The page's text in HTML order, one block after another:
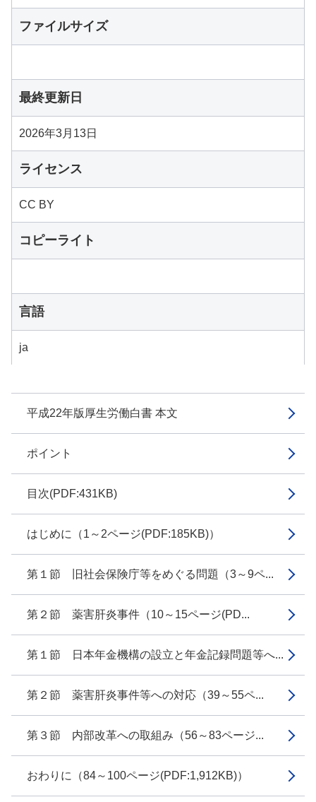
平成22年版厚生労働白書 本文
ポイント
目次(PDF:431KB)
はじめに（1～2ページ(PDF:185KB)）
第１節 旧社会保険庁等をめぐる問題（3～9ペ...
第２節 薬害肝炎事件（10～15ページ(PD...
第１節 日本年金機構の設立と年金記録問題等へ...
第２節 薬害肝炎事件等への対応（39～55ペ...
第３節 内部改革への取組み（56～83ページ...
おわりに（84～100ページ(PDF:1,912KB)）
ファイルサイズ
最終更新日
2026年3月13日
ライセンス
CC BY
コピーライト
言語
ja